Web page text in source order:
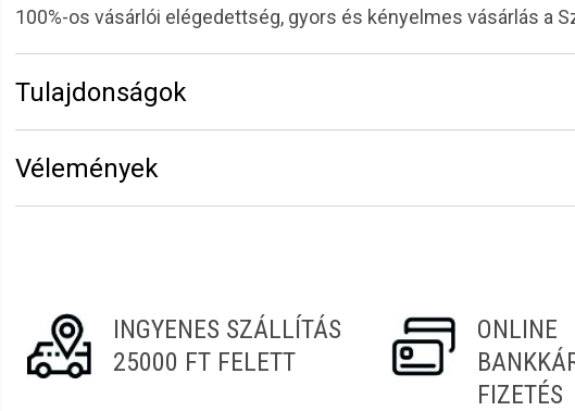
100%-os vásárlói elégedettség, gyors és kényelmes vásárlás a
Tulajdonságok
Vélemények
Alex 2022.04.14. 19:54
INGYENES SZÁLLÍTÁS
25000 FT FELETT
ONLINE
FIZETÉS